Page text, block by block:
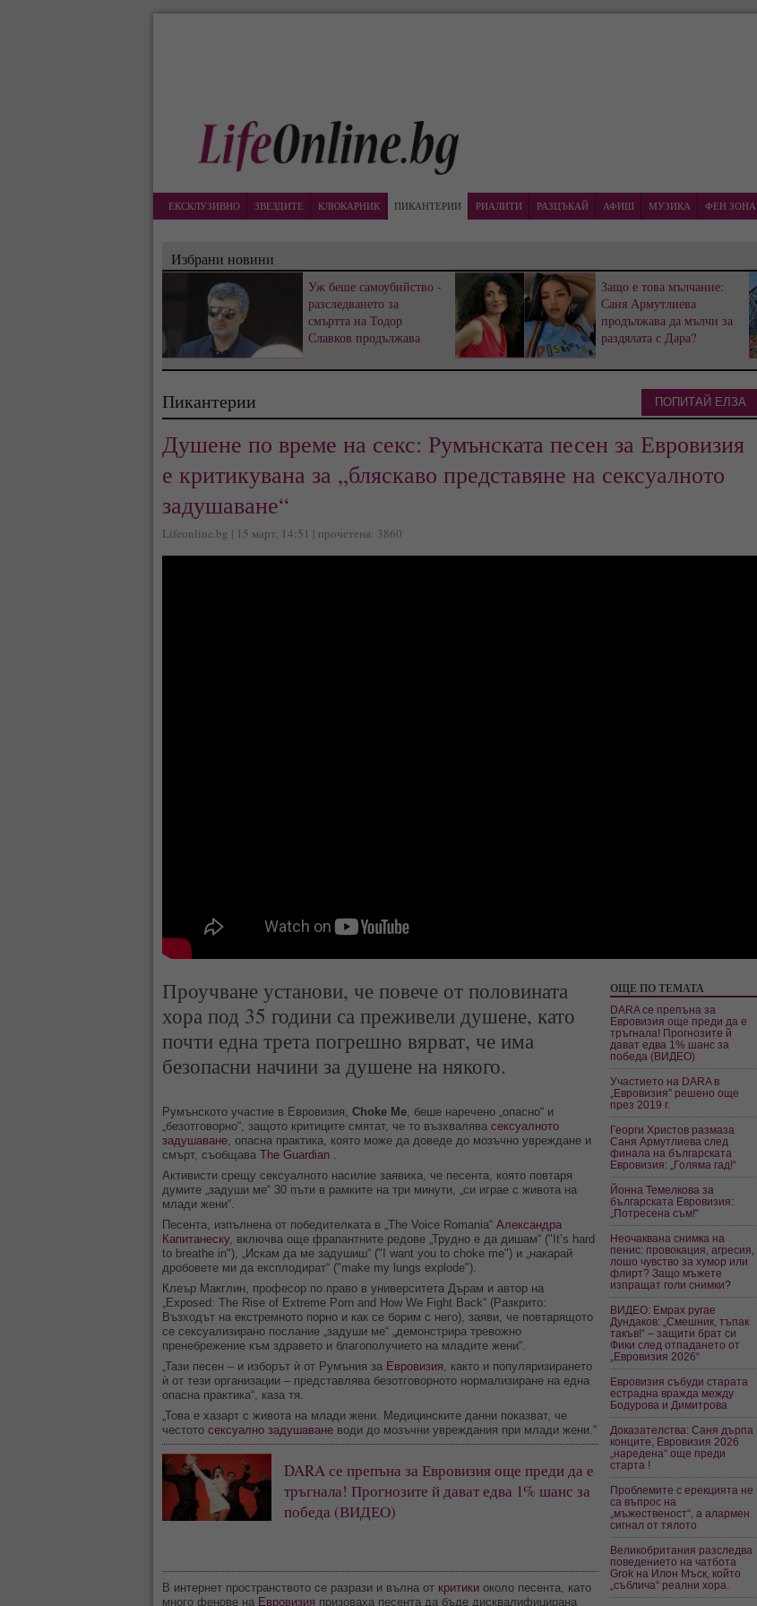
ЕКСКЛУЗИВНО ЗВЕЗДИТЕ КЛЮКАРНИК ПИКАНТЕРИИ РИАЛИТИ РАЗЦЪКАЙ АФИШ МУЗИКА ФЕН ЗОНА
Избрани новини
Уж беше самоубийство -
разследването за
смъртта на Тодор
Славков продължава
Защо е това мълчание:
Саня Армутлиева
продължава да мълчи за
раздялата с Дара?
Пикантерии
Душене по време на секс: Румънската песен за Евровизия
е критикувана за „бляскаво представяне на сексуалното
задушаване“
Lifeonline.bg | 15 март, 14:51 | прочетена: 3860
Проучване установи, че повече от половината
хора под 35 години са преживели душене, като
почти една трета погрешно вярват, че има
безопасни начини за душене на някого.
Румънското участие в Евровизия, Choke Me, беше наречено „опасно“ и
„безотговорно“, защото критиците смятат, че то възхвалява сексуалното
задушаване, опасна практика, която може да доведе до мозъчно увреждане и
смърт, съобщава The Guardian .
Активисти срещу сексуалното насилие заявиха, че песента, която повтаря
думите „задуши ме“ 30 пъти в рамките на три минути, „си играе с живота на
млади жени“.
Песента, изпълнена от победителката в „The Voice Romania“ Александра
Капитанеску, включва още фрапантните редове „Трудно е да дишам“ ("It’s hard
to breathe in"), „Искам да ме задушиш“ ("I want you to choke me") и „накарай
дробовете ми да експлодират“ ("make my lungs explode").
Клеър Макглин, професор по право в университета Дърам и автор на
„Exposed: The Rise of Extreme Porn and How We Fight Back“ (Разкрито:
Възходът на екстремното порно и как се борим с него), заяви, че повтарящото
се сексуализирано послание „задуши ме“ „демонстрира тревожно
пренебрежение към здравето и благополучието на младите жени“.
„Тази песен – и изборът ѝ от Румъния за Евровизия, както и популяризирането
ѝ от тези организации – представлява безотговорното нормализиране на една
опасна практика“, каза тя.
„Това е хазарт с живота на млади жени. Медицинските данни показват, че
честото сексуално задушаване води до мозъчни увреждания при млади жени.“
DARA се препъна за Евровизия още преди да е
тръгнала! Прогнозите й дават едва 1% шанс за
победа (ВИДЕО)
В интернет пространството се разрази и вълна от критики около песента, като
много фенове на Евровизия призоваха песента да бъде дисквалифицирана
ОЩЕ ПО ТЕМАТА
DARA се препъна за
Евровизия още преди да е
тръгнала! Прогнозите й
дават едва 1% шанс за
победа (ВИДЕО)
Участието на DARA в
„Евровизия” решено още
през 2019 г.
Георги Христов размаза
Саня Армутлиева след
финала на българската
Евровизия: „Голяма гад!“
Йонна Темелкова за
българската Евровизия:
„Потресена съм!“
Неочаквана снимка на
пенис: провокация, агресия,
лошо чувство за хумор или
флирт? Защо мъжете
изпращат голи снимки?
ВИДЕО: Емрах ругае
Дундаков: „Смешник, тъпак
такъв!“ – защити брат си
Фики след отпадането от
„Евровизия 2026“
Евровизия събуди старата
естрадна вражда между
Бодурова и Димитрова
Доказателства: Саня дърпа
конците, Евровизия 2026
„наредена“ още преди
старта !
Проблемите с ерекцията не
са въпрос на
„мъжественост“, а алармен
сигнал от тялото
Великобритания разследва
поведението на чатбота
Grok на Илон Мъск, който
„съблича“ реални хора.
ПОПИТАЙ ЕЛЗА